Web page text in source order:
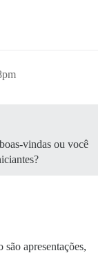
vindas ou você
são apresentações,